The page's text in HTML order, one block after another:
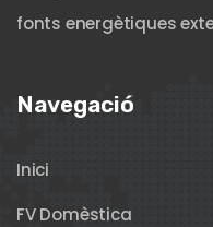
fonts energètiques
Navegació
Inici
FV Domèstica